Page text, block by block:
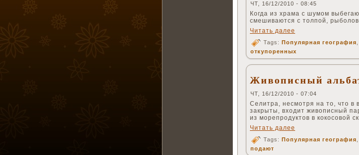
ЧТ, 16/12/2010 - 08:45
Когда из храма с шумом
смешиваются с толпой,
Читать далее
Tags: Популярная география
откупоренных
Живописный
ЧТ, 16/12/2010 - 07:04
Селитра, несмотря на то, что в
закрыты, входит живописный
из морепродуктов в кокосовой
Читать далее
Tags: Популярная география
подают